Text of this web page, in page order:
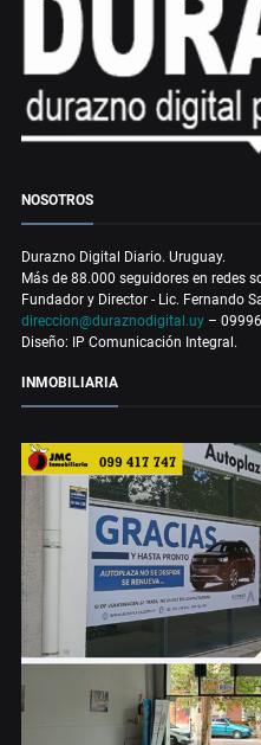
NOSOTROS
Durazno Digital Diario. Uruguay.
Más de 88.000 seguidores en redes
Fundador y Director - Lic. Fernando
direccion@duraznodigital.uy –
Diseño: IP Comunicación Integral.
INMOBILIARIA